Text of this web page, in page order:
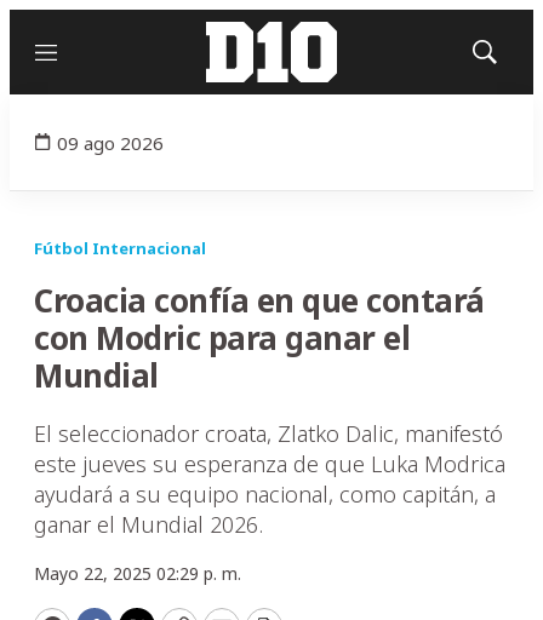
Menú
Mostrar
09 ago 2026
Fútbol Internacional
Croacia confía en que contará
con Modric para ganar el
Mundial
El seleccionador croata, Zlatko Dalic, manifestó
este jueves su esperanza de que Luka Modrica
ayudará a su equipo nacional, como capitán, a
ganar el Mundial 2026.
Mayo 22, 2025 02:29 p. m.